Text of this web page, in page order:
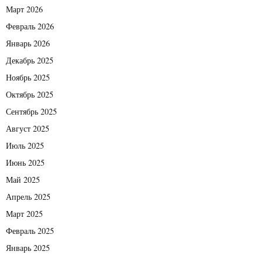
Март 2026
Февраль 2026
Январь 2026
Декабрь 2025
Ноябрь 2025
Октябрь 2025
Сентябрь 2025
Август 2025
Июль 2025
Июнь 2025
Май 2025
Апрель 2025
Март 2025
Февраль 2025
Январь 2025